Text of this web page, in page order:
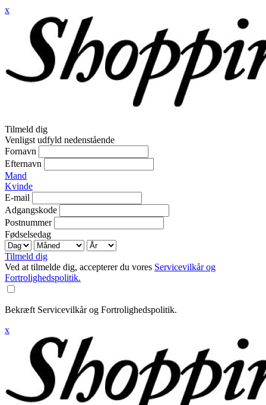
x
Tilmeld dig
Venligst udfyld nedenstående
Fornavn
Efternavn
Mand
Kvinde
E-mail
Adgangskode
Postnummer
Fødselsedag
Tilmeld dig
Ved at tilmelde dig, accepterer du vores Servicevilkår og
Fortrolighedspolitik.
Bekræft Servicevilkår og Fortrolighedspolitik.
x